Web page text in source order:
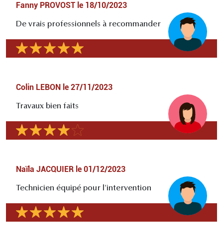
Fanny PROVOST le 18/10/2023
De vrais professionnels à recommander
Colin LEBON le 27/11/2023
Travaux bien faits
Naïla JACQUIER le 01/12/2023
Technicien équipé pour l'intervention